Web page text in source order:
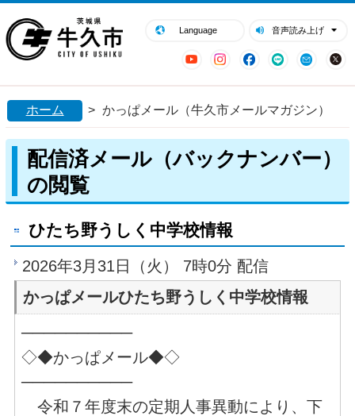
Language 音声読み上げ
YouTubeInstagram
Facebook
LINE Mail
閉じる
ホーム > かっぱメール（牛久市メールマガジン）
配信済メール（バックナンバー）
の閲覧
ひたち野うしく中学校情報
2026年3月31日（火） 7時0分 配信
かっぱメールひたち野うしく中学校情報
──────────
◇◆かっぱメール◆◇
──────────
令和７年度末の定期人事異動により、下